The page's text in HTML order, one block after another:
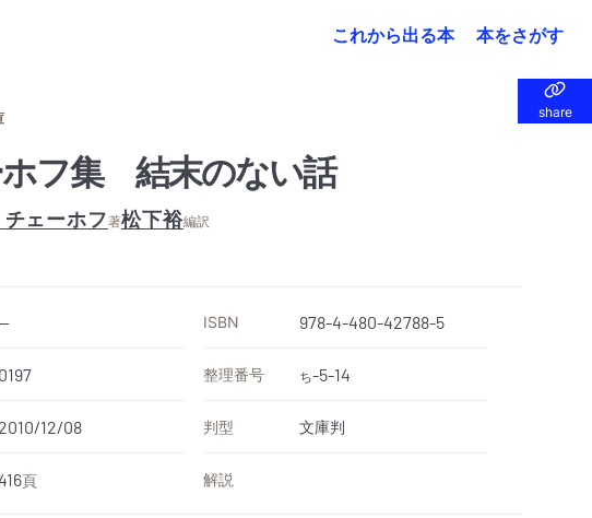
これから出る本 本をさがす
share
share
フ集 結末のない話
ェーホフ著松下裕編訳
ISBN 978-4-480-42788-5
0197 整理番号 ち-5-14
2010/12/08 判型 文庫判
頁 解説